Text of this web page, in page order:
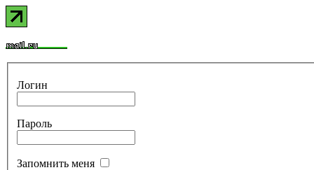
Логин
Пароль
Запомнить меня